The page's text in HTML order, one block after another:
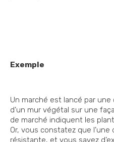
Exemple
Un marché est lancé par
d’un mur végétal sur une
de marché indiquent les
Or, vous constatez que l’une
résistante, et vous savez